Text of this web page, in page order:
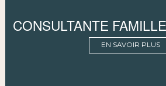
CONSULTANTE
EN SAVOIR PLUS